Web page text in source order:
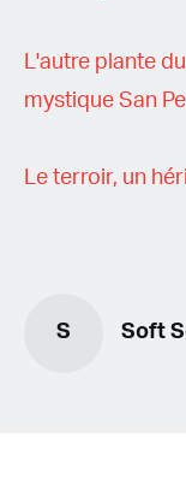
L'autre plante
mystique San
Le terroir, un
S Soft